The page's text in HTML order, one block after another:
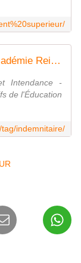
indemnitaire - Syndicat AetI-UNSA Académie Reims
Intendance -
de l'Éducation
indemnitaire/